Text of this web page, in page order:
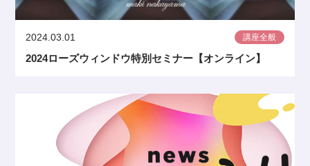
2024.03.01 講座全般
2024ローズウィンドウ特別セミナー【オンライン】